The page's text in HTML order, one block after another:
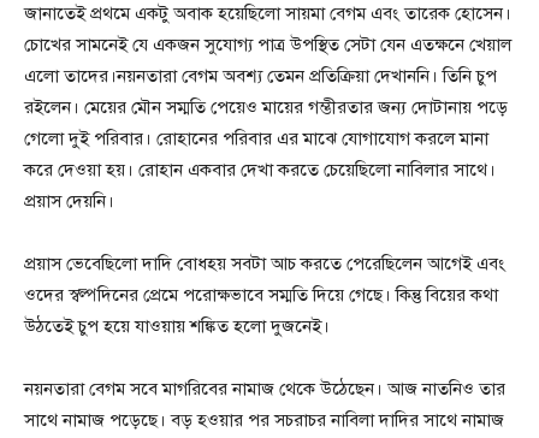
জানাতেই প্রথমে একটু অবাক হয়েছিলো সায়মা বেগম এবং তারেক হোসেন।
চোখের সামনেই যে একজন সুযোগ্য পাত্র উপস্থিত সেটা যেন এতক্ষনে খেয়াল
এলো তাদের।নয়নতারা বেগম অবশ্য তেমন প্রতিক্রিয়া দেখাননি। তিনি চুপ
রইলেন। মেয়ের মৌন সম্মতি পেয়েও মায়ের গম্ভীরতার জন্য দোটানায় পড়ে
গেলো দুই পরিবার। রোহানের পরিবার এর মাঝে যোগাযোগ করলে মানা
করে দেওয়া হয়। রোহান একবার দেখা করতে চেয়েছিলো নাবিলার সাথে।
প্রয়াস দেয়নি।
প্রয়াস ভেবেছিলো দাদি বোধহয় সবটা আচ করতে পেরেছিলেন আগেই এবং
ওদের স্বল্পদিনের প্রেমে পরোক্ষভাবে সম্মতি দিয়ে গেছে। কিন্তু বিয়ের কথা
উঠতেই চুপ হয়ে যাওয়ায় শঙ্কিত হলো দুজনেই।
নয়নতারা বেগম সবে মাগরিবের নামাজ থেকে উঠেছেন। আজ নাতনিও তার
সাথে নামাজ পড়েছে। বড় হওয়ার পর সচরাচর নাবিলা দাদির সাথে নামাজ